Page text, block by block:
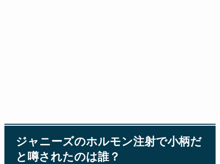
ジャニーズのホルモン注射で小柄だ
と噂されたのは誰？